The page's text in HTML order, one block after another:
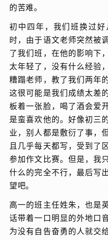
的苦难。
初中四年，我们班换过
时，由于语文老师突然被
了我们班，在他的影响下
太年轻了，没有什么经验
糟蹋老师，教了我们两年
这很可能是我们成绩太差
板着一张脸，喝了酒会爱
是蛮喜欢他的。好像初三
业，别人都是敷衍了事，
且几乎每天都写，受到了
参加作文比赛。但是，我
什么的完全不行，最后写
望吧。
高一的班主任姓朱，也是
话带着一口明显的外地口
为没有自告奋勇的人就交